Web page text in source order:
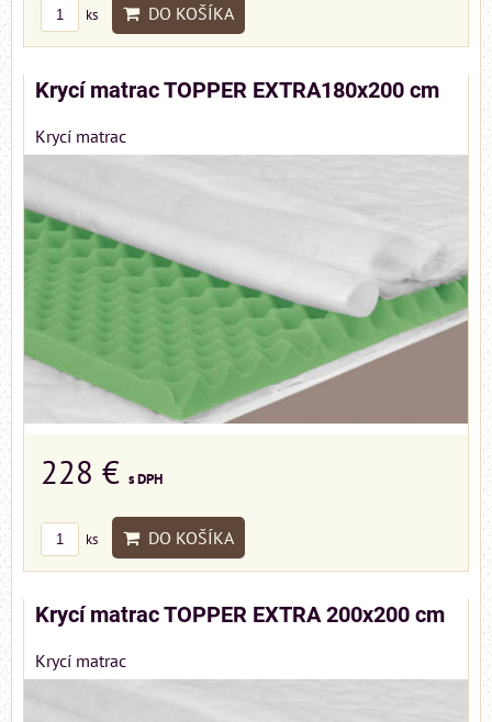
ks DO KOŠÍKA
Krycí matrac TOPPER EXTRA180x200 cm
Krycí matrac
228 € s DPH
ks DO KOŠÍKA
Krycí matrac TOPPER EXTRA 200x200 cm
Krycí matrac